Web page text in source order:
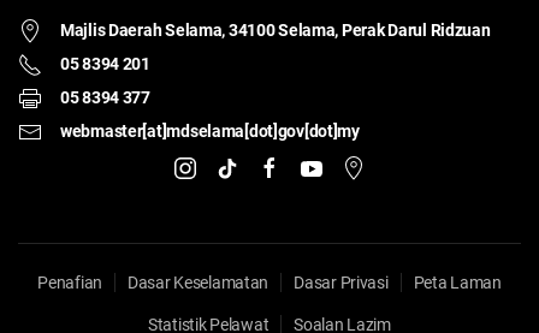
Majlis Daerah Selama,34100 Selama, Perak Darul Ridzuan
05 8394 201
05 8394 377
webmaster[at]mdselama[dot]gov[dot]my
Penafian Dasar Keselamatan Dasar Privasi Peta Laman
Statistik Pelawat Soalan Lazim